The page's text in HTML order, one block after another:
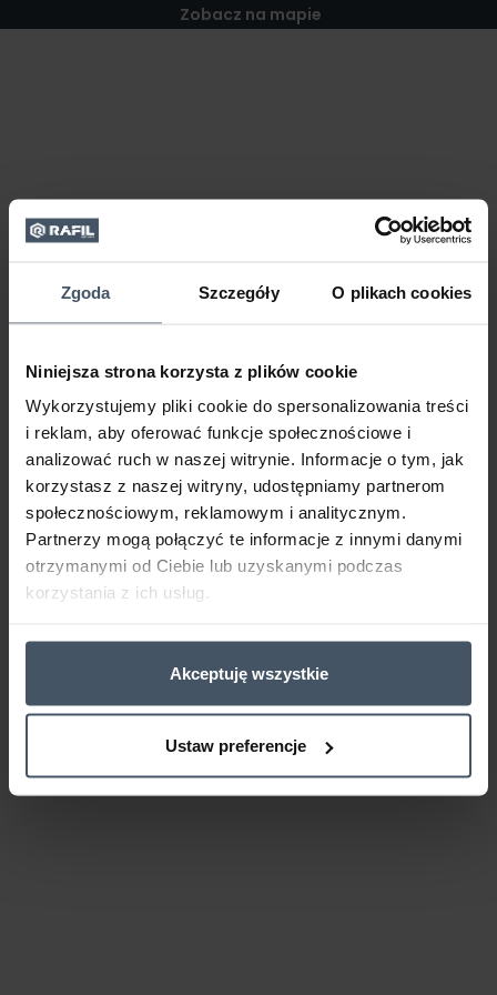
Zgoda Szczegóły O plikach cookies
Niniejsza strona korzysta z plików cookie
Wykorzystujemy pliki cookie do spersonalizowania treści
i reklam, aby oferować funkcje społecznościowe i
analizować ruch w naszej witrynie. Informacje o tym, jak
korzystasz z naszej witryny, udostępniamy partnerom
społecznościowym, reklamowym i analitycznym.
Partnerzy mogą połączyć te informacje z innymi danymi
otrzymanymi od Ciebie lub uzyskanymi podczas
korzystania z ich usług.
Akceptuję wszystkie
Ustaw preferencje
Zobacz na mapie